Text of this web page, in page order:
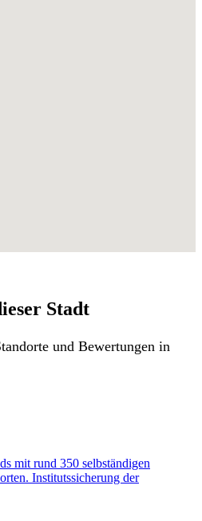
Stadt
und Bewertungen in
mit rund 350 selbständigen
Institutssicherung der